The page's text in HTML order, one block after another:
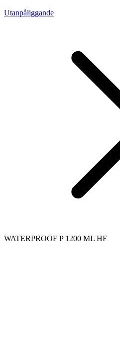
Utanpåliggande
WATERPROOF P 1200 ML HF